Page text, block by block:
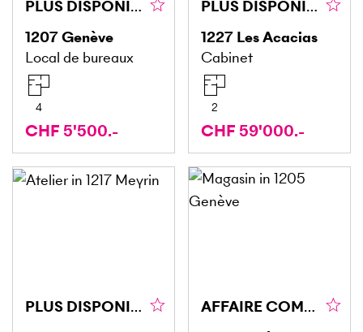
PLUS DISPONIBLE
1207Genève
Local de bureaux
4
CHF 5'500.-
PLUS DISPONIBLE PLUS DISPONIBLE
1227 Les Acacias
Cabinet
2
CHF 59'000.-
PLUS DISPONIBLE
AFFAIRE COMMERCE - SITUATION IDÉALE